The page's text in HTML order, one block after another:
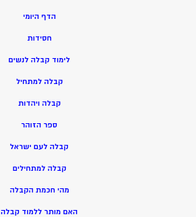
הדף היומי
חסידות
לימוד קבלה לנשים
קבלה למתחיל
קבלה ויהדות
ספר הזוהר
קבלה לעם ישראל
קבלה למתחילים
מהי חכמת הקבלה
האם מותר ללמוד קבלה